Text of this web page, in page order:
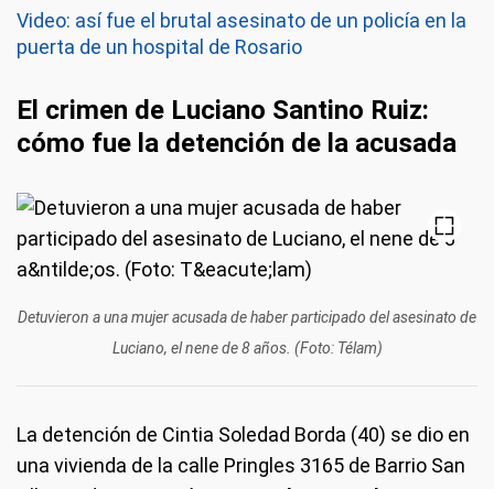
Video: así fue el brutal asesinato de un policía en la
puerta de un hospital de Rosario
El crimen de Luciano Santino Ruiz:
cómo fue la detención de la acusada
Detuvieron a una mujer acusada de haber participado del asesinato de
Luciano, el nene de 8 años. (Foto: Télam)
La detención de Cintia Soledad Borda (40) se dio en
una vivienda de la calle Pringles 3165 de Barrio San